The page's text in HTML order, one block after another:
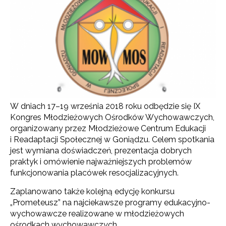
W dniach 17–19 września 2018 roku odbędzie się IX
Kongres Młodzieżowych Ośrodków Wychowawczych,
organizowany przez Młodzieżowe Centrum Edukacji
i Readaptacji Społecznej w Goniądzu. Celem spotkania
jest wymiana doświadczeń, prezentacja dobrych
praktyk i omówienie najważniejszych problemów
funkcjonowania placówek resocjalizacyjnych.
Zaplanowano także kolejną edycję konkursu
„Prometeusz” na najciekawsze programy edukacyjno-
wychowawcze realizowane w młodzieżowych